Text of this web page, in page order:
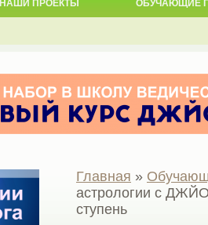
НАШИ ПРОЕКТЫ ОБУЧАЮЩИЕ
Главная »
астрологии c
ступень